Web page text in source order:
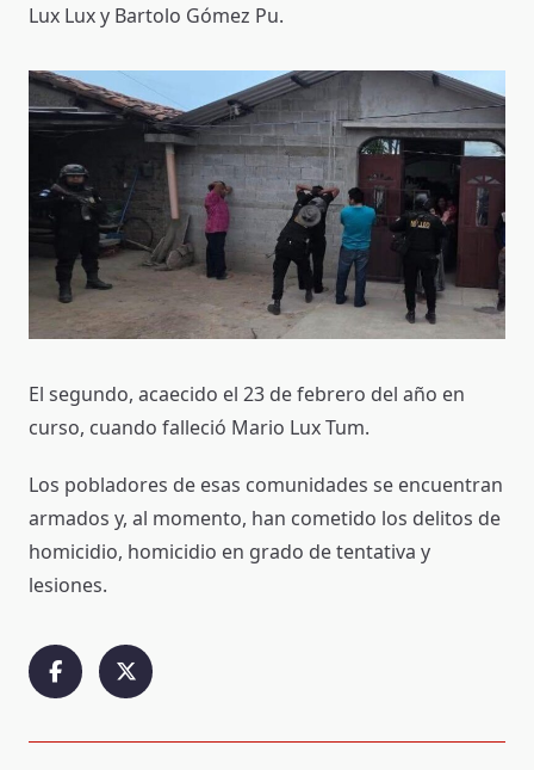
Lux Lux y Bartolo Gómez Pu.
El segundo, acaecido el 23 de febrero del año en
curso, cuando falleció Mario Lux Tum.
Los pobladores de esas comunidades se encuentran
armados y, al momento, han cometido los delitos de
homicidio, homicidio en grado de tentativa y
lesiones.